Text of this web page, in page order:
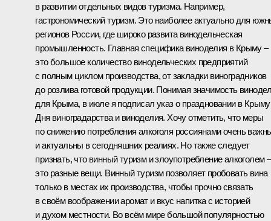
в развитии отдельных видов туризма. Например,
гастрономический туризм. Это наиболее актуально для
регионов России, где широко развита винодельческая
промышленность. Главная специфика виноделия в Крыму –
это большое количество винодельческих предприятий
с полным циклом производства, от закладки виноградников
до розлива готовой продукции. Понимая значимость
для Крыма, в июле я подписал указ о праздновании в Крыму
Дня виноградарства и виноделия. Хочу отметить, что меры
по снижению потребления алкоголя россиянами очень
и актуальны в сегодняшних реалиях. Но также следует
признать, что винный туризм и злоупотребление алкоголем –
это разные вещи. Винный туризм позволяет пробовать вина
только в местах их производства, чтобы прочно связать
в своём воображении аромат и вкус напитка с историей
и духом местности. Во всём мире большой популярностью